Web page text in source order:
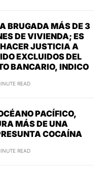
BRUGADA MÁS DE 3
DE VIVIENDA; ES
JUSTICIA A
EXCLUIDOS DEL
BANCARIO, INDICO
READ
PACÍFICO,
MÁS DE UNA
COCAÍNA
READ